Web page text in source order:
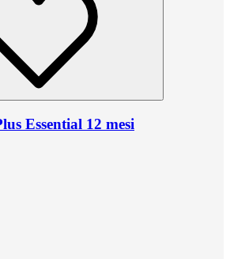
Essential 12 mesi